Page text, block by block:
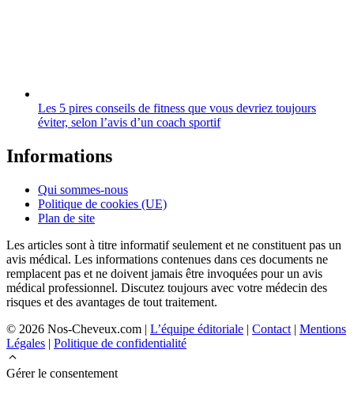
Les 5 pires conseils de fitness que vous devriez toujours
éviter, selon l’avis d’un coach sportif
Informations
Qui sommes-nous
Politique de cookies (UE)
Plan de site
Les articles sont à titre informatif seulement et ne constituent pas un
avis médical. Les informations contenues dans ces documents ne
remplacent pas et ne doivent jamais être invoquées pour un avis
médical professionnel. Discutez toujours avec votre médecin des
risques et des avantages de tout traitement.
© 2026 Nos-Cheveux.com | L’équipe éditoriale | Contact | Mentions
Légales | Politique de confidentialité
Gérer le consentement